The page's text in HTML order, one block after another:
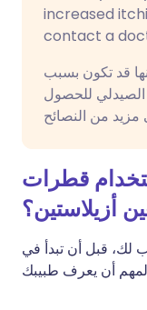
increased
contact a
قد تكون بسبب
للحصول
قطرات
أزيلاستين؟
لك، قبل أن تبدأ في